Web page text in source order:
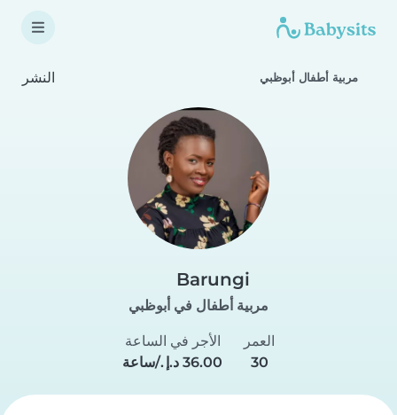
مربية أطفال أبوظبي النشر
Barungi
مربية أطفال في أبوظبي
العمر
30
الأجر في الساعة